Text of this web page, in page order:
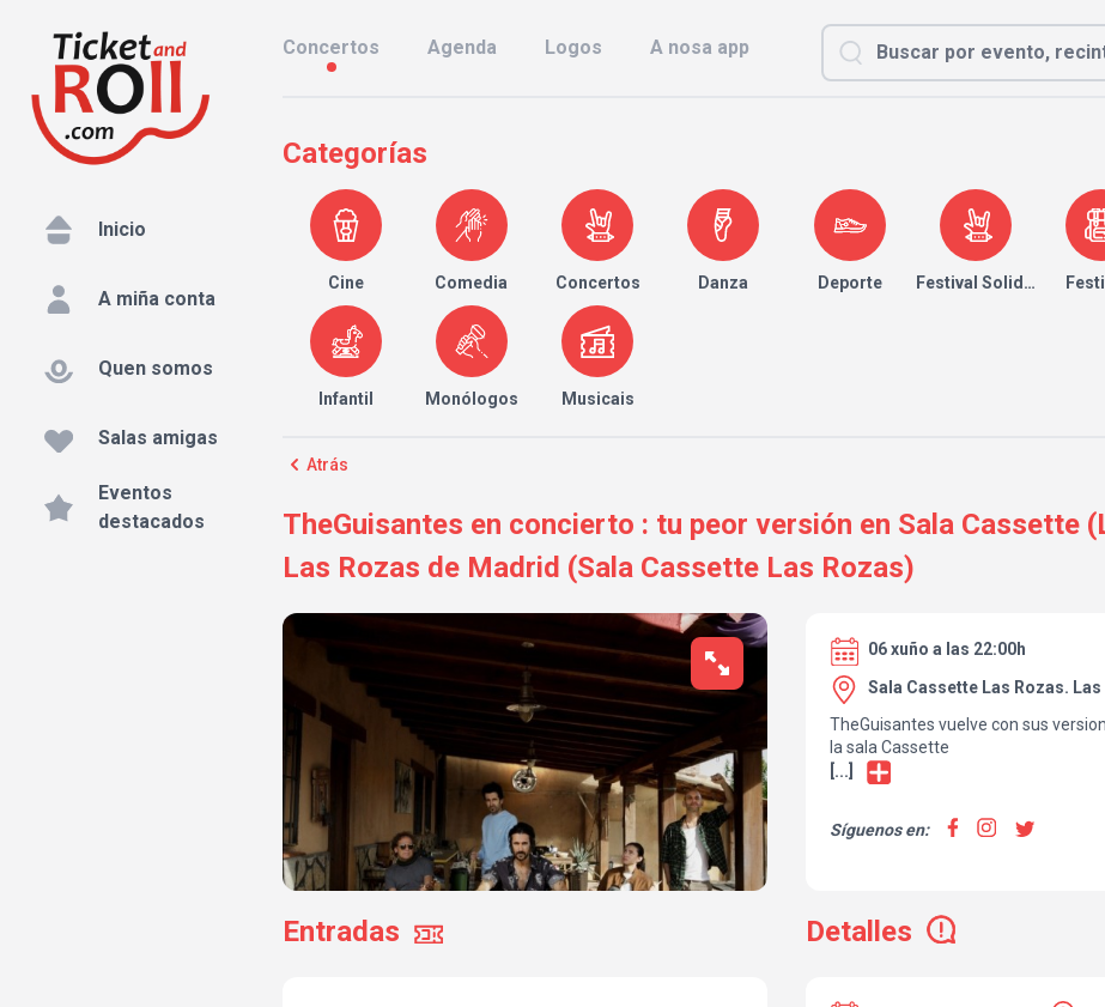
Inicio
A miña conta
Quen somos
Salas amigas
Eventos
destacados
Concertos Agenda Logos A nosa app
Categorías
Cine Comedia Concertos Danza Deporte Festival Solidario
Infantil Monólogos Musicais
Atrás
TheGuisantes en concierto : tu peor versión en Sala Cassette
Las Rozas de Madrid (Sala Cassette Las Rozas)
06 xuño a las 22:00h
Sala Cassette Las Rozas.
TheGuisantes vuelve con sus
la sala Cassette
[...]
Síguenos en:
Entradas Detalles